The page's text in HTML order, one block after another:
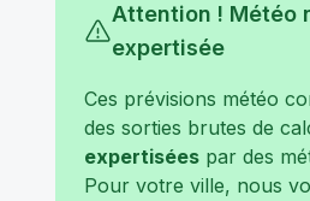
Attention ! Météo
expertisée
Ces prévisions météo
des sorties brutes de
expertiséespar des
Pour votre ville, nous